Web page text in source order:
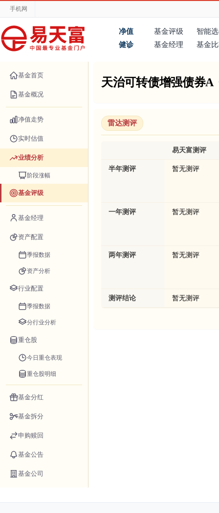
手机网
净值 基金评级
智能
健诊
基金经理 基金
基金首页
基金概况
净值走势
实时估值
业绩分析
阶段涨幅
基金评级
基金经理
资产配置
季报数据
资产分析
行业配置
季报数据
分行业分析
重仓股
今日重仓表现
重仓股明细
基金分红
基金拆分
申购赎回
基金公告
基金公司
天治可转债增强债券A
雷达测评
易天富测评
半年测评 暂无测评
一年测评 暂无测评
两年测评 暂无测评
测评结论 暂无测评